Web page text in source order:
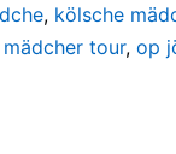
, kölsche
tour, op